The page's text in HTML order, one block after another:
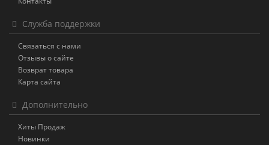
Служба поддержки
Связаться с нами
Отзывы о сайте
Возврат товара
Карта сайта
Дополнительно
Хиты Продаж
Новинки